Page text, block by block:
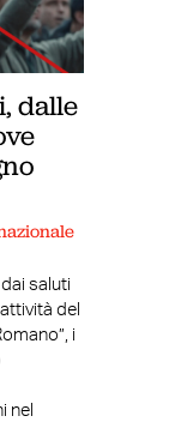
dalle
saluti
del
i
nel